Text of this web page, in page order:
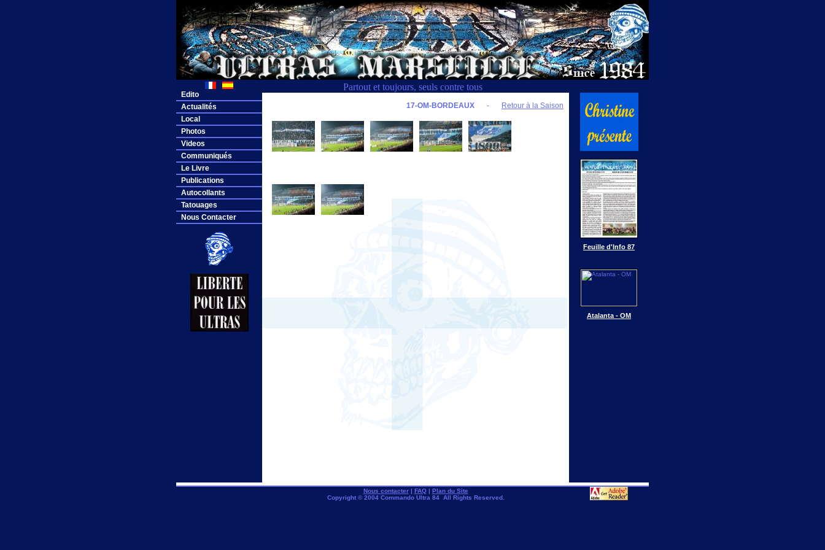
Partout et toujours, seuls contre tous
Edito
Actualités
Local
Photos
Videos
Communiqués
Le Livre
Publications
Autocollants
Tatouages
Nous Contacter
17-OM-BORDEAUX - Retour à la Saison
Feuille d'Info 87
Atalanta - OM
Nous contacter| FAQ| Plan du Site
Copyright © 2004 Commando Ultra 84 All Rights Reserved.